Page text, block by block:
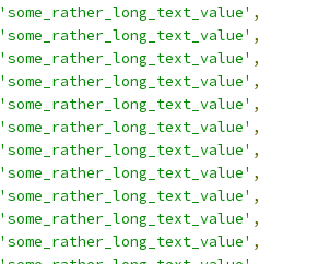
'some_rather_long_text_value' ,
'some_rather_long_text_value' ,
'some_rather_long_text_value' ,
'some_rather_long_text_value' ,
'some_rather_long_text_value' ,
'some_rather_long_text_value' ,
'some_rather_long_text_value' ,
'some_rather_long_text_value' ,
'some_rather_long_text_value' ,
'some_rather_long_text_value' ,
'some_rather_long_text_value' ,